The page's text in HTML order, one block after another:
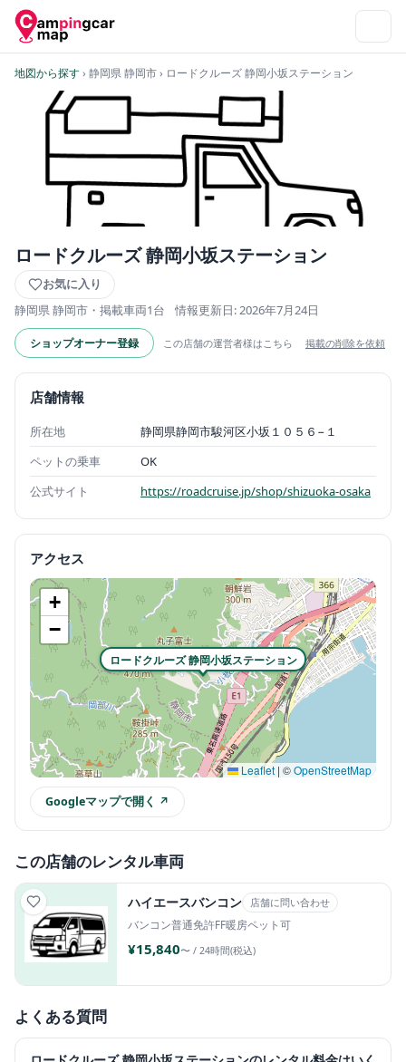
地図から探す› 静岡県 静岡市› ロードクルーズ 静岡小坂ステーション
ロードクルーズ 静岡小坂ステーション
お気に入り
静岡県 静岡市・掲載車両1台 情報更新日: 2026年7月24日
ショップオーナー登録 この店舗の運営者様はこちら 掲載の削除を依頼
店舗情報
所在地
静岡県静岡市駿河区小坂１０５６−１
ペットの乗車
OK
公式サイト
https://roadcruise.jp/shop/shizuoka-osaka
アクセス
ロードクルーズ 静岡小坂ステーション
+
−
Leaflet | ©OpenStreetMap
Googleマップで開く ↗
この店舗のレンタル車両
ハイエースバンコン 店舗に問い合わせ
バンコン普通免許FF暖房ペット可
¥15,840〜 / 24時間(税込)
よくある質問